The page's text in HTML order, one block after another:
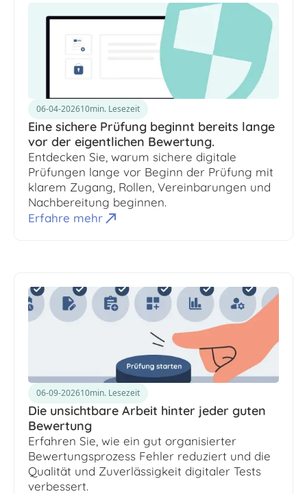
06-04-202610min. Lesezeit
Eine sichere Prüfung beginnt bereits lange
vor der eigentlichen Bewertung.
Entdecken Sie, warum sichere digitale
Prüfungen lange vor Beginn der Prüfung mit
klarem Zugang, Rollen, Vereinbarungen und
Nachbereitung beginnen.
Erfahre mehr
06-09-202610min. Lesezeit
Die unsichtbare Arbeit hinter jeder guten
Bewertung
Erfahren Sie, wie ein gut organisierter
Bewertungsprozess Fehler reduziert und die
Qualität und Zuverlässigkeit digitaler Tests
verbessert.